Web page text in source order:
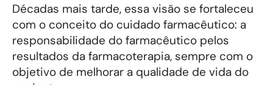
Décadas mais tarde, essa visão se fortaleceu
com o conceito do cuidado farmacêutico: a
responsabilidade do farmacêutico pelos
resultados da farmacoterapia, sempre com o
objetivo de melhorar a qualidade de vida do